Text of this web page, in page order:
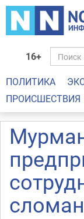
16+
ПОЛИТИКА
ПРОИСШЕСТВИЯ